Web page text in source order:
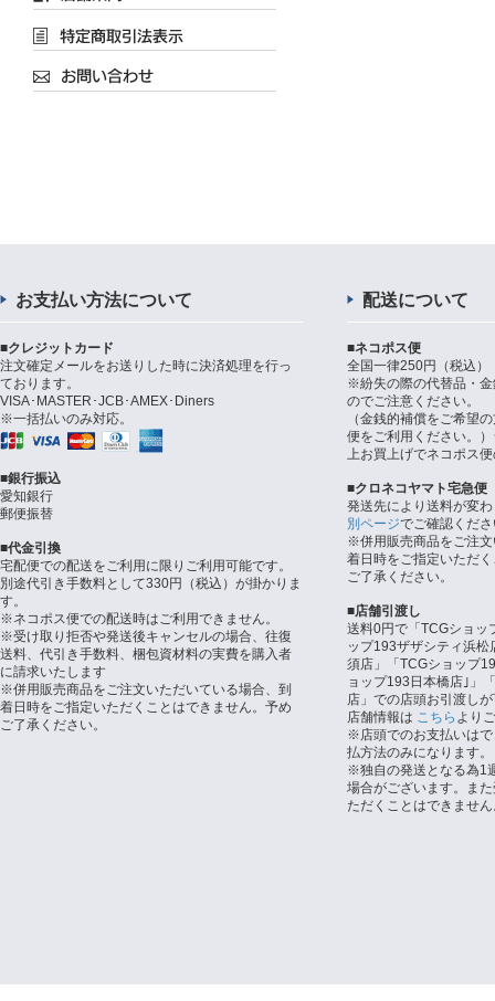
お支払い方法について
■クレジットカード
注文確定メールをお送りした時に決済処理を行っ
ております。
VISA･MASTER･JCB･AMEX･Diners
※一括払いのみ対応。
■銀行振込
愛知銀行
郵便振替
■代金引換
宅配便での配送をご利用に限りご利用可能です。
別途代引き手数料として330円（税込）が掛かりま
す。
※ネコポス便での配送時はご利用できません。
※受け取り拒否や発送後キャンセルの場合、往復
送料、代引き手数料、梱包資材料の実費を購入者
に請求いたします
※併用販売商品をご注文いただいている場合、到
着日時をご指定いただくことはできません。予め
ご了承ください。
配送について
■ネコポス便
全国一律250円（税込）
※紛失の際の代替品・
のでご注意ください。
（金銭的補償をご希望
便をご利用ください。
上お買上げでネコポス
■クロネコヤマト宅急便
発送先により送料が変
別ページでご確認くだ
※併用販売商品をご注
着日時をご指定いただ
ご了承ください。
■店舗引渡し
送料0円で「TCGショッ
ップ193ザザシティ浜
須店」「TCGショップ
ョップ193日本橋店｣」
店」での店頭お引渡し
店舗情報は こちら より
※店頭でのお支払いは
払方法のみになります。
※独自の発送となる為1
場合がございます。ま
ただくことはできませ